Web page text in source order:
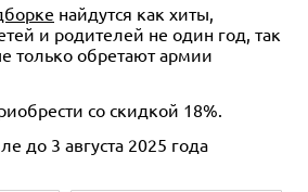
найдутся как хиты,
и родителей не один год, так
только обретают армии
со скидкой 18%.
до 3 августа 2025 года